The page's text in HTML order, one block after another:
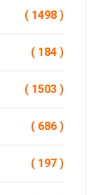
( 1498 )
( 184 )
( 1503 )
( 686 )
( 197 )